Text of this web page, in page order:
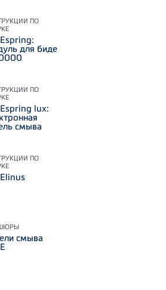
ПО
для биде
ПО
lux:
смыва
ПО
смыва